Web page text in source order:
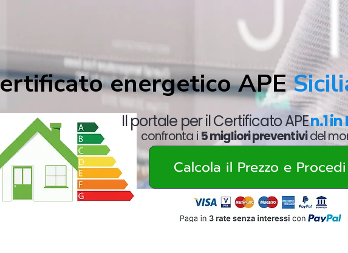
energetico APE
Calcola il Prezzo e Procedi
Il portale per il Certificato APEn.1
confronta i 5 migliori preventividel